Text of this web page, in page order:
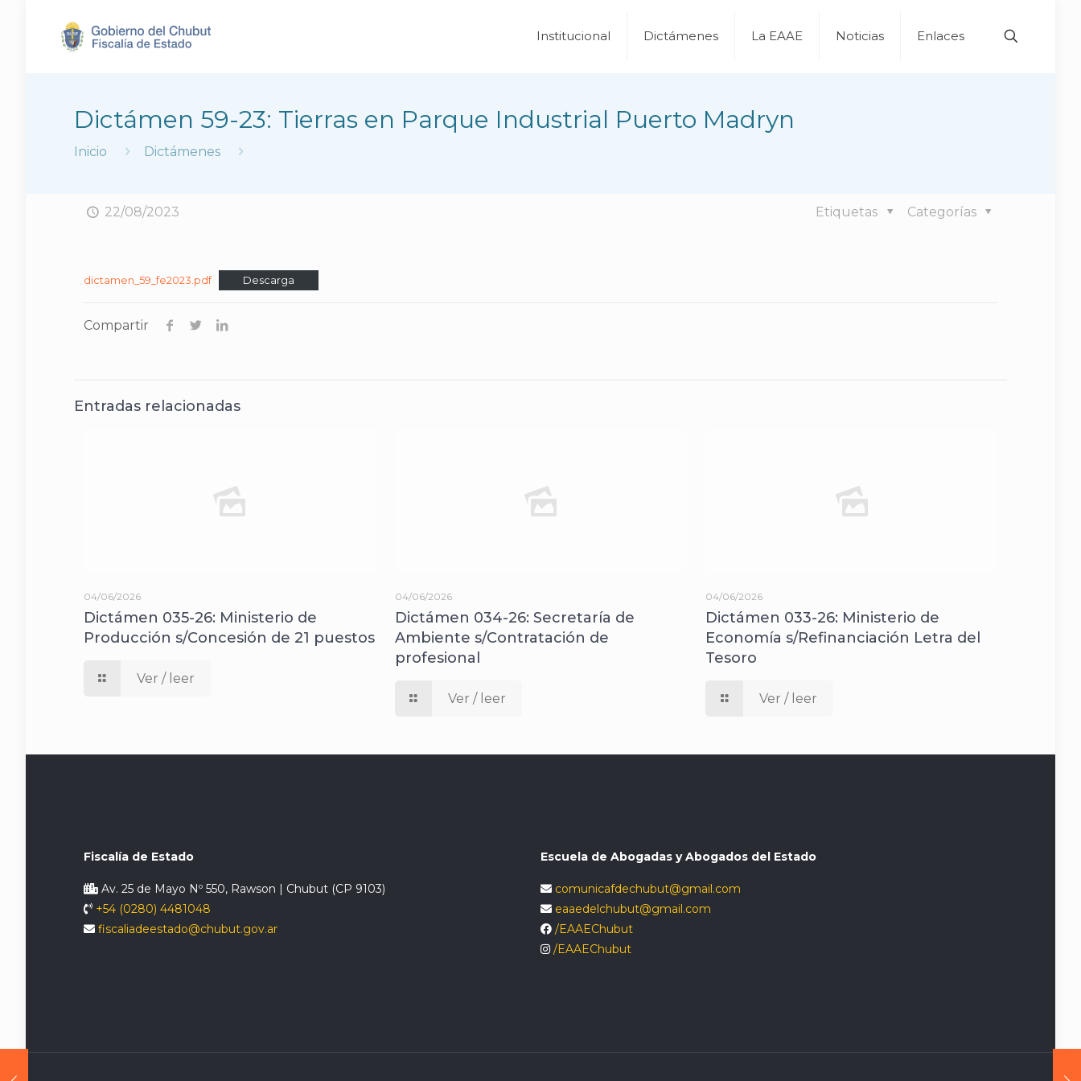
Institucional Dictámenes La EAAE Noticias Enlaces
Dictámen 59-23: Tierras en Parque Industrial Puerto Madryn
Inicio Dictámenes
22/08/2023 Categorías
Etiquetas
dictamen_59_fe2023.pdf Descarga
Compartir
Entradas relacionadas
04/06/2026
Dictámen 035-26: Ministerio de
Producción s/Concesión de 21 puestos
Ver / leer
04/06/2026
Dictámen 034-26: Secretaría de
Ambiente s/Contratación de
profesional
Ver / leer
04/06/2026
Dictámen 033-26: Ministerio de
Economía s/Refinanciación Letra del
Tesoro
Ver / leer
Fiscalía de Estado
Av. 25 de Mayo Nº 550, Rawson | Chubut (CP 9103)
+54 (0280) 4481048
fiscaliadeestado@chubut.gov.ar
Escuela de Abogadas y Abogados del Estado
comunicafdechubut@gmail.com
eaaedelchubut@gmail.com
/EAAEChubut
/EAAEChubut